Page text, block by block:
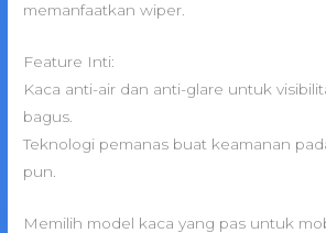
memanfaatkan wiper.
Feature Inti:
Kaca anti-air dan anti-glare untuk
bagus.
Teknologi pemanas buat keamanan
pun.
Memilih model kaca yang pas untuk